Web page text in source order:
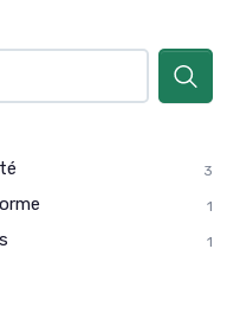
3
1
1